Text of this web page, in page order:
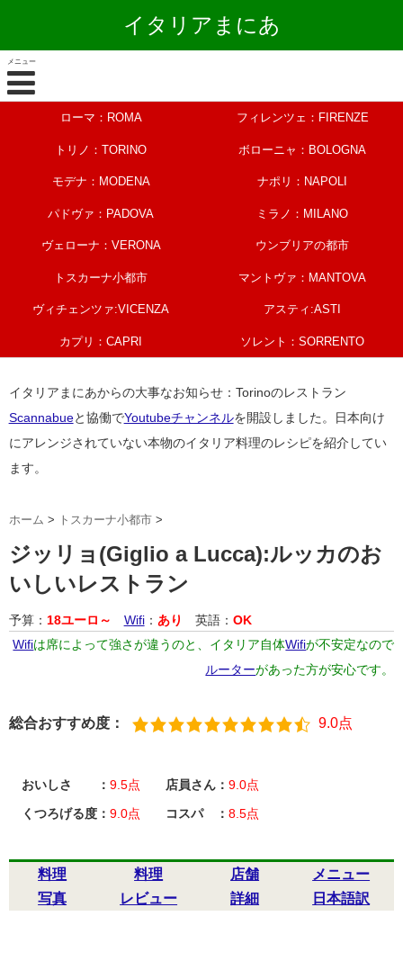
イタリアまにあ
メニュー
ローマ：ROMA フィレンツェ：FIRENZE
トリノ：TORINO ボローニャ：BOLOGNA
モデナ：MODENA ナポリ：NAPOLI
パドヴァ：PADOVA ミラノ：MILANO
ヴェローナ：VERONA ウンブリアの都市
トスカーナ小都市 マントヴァ：MANTOVA
ヴィチェンツァ:VICENZA アスティ:ASTI
カプリ：CAPRI ソレント：SORRENTO
イタリアまにあからの大事なお知らせ：Torinoのレストラン
Scannabueと協働でYoutubeチャンネルを開設しました。日本向け
にアレンジされていない本物のイタリア料理のレシピを紹介してい
ます。
ホーム > トスカーナ小都市 >
ジッリョ(Giglio a Lucca):ルッカのお
いしいレストラン
予算： 18ユーロ～ Wifi： あり 英語： OK
Wifiは席によって強さが違うのと、イタリア自体Wifiが不安定なので
ルーターがあった方が安心です。
総合おすすめ度： 9.0点
おいしさ ： 9.5点 店員さん： 9.0点
くつろげる度： 9.0点 コスパ ： 8.5点
料理
写真
料理
レビュー
店舗
詳細
メニュー
日本語訳